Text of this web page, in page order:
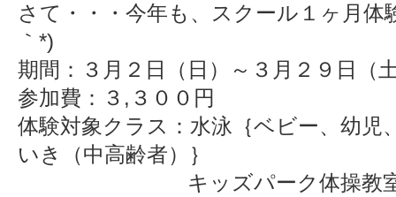
さて・・・今年も、スクール１ヶ月
｀*)
期間：３月２日（日）～３月２９日（
参加費：３,３００円
体験対象クラス：水泳｛ベビー、幼児
いき（中高齢者）｝
キッズパーク体操教室{幼